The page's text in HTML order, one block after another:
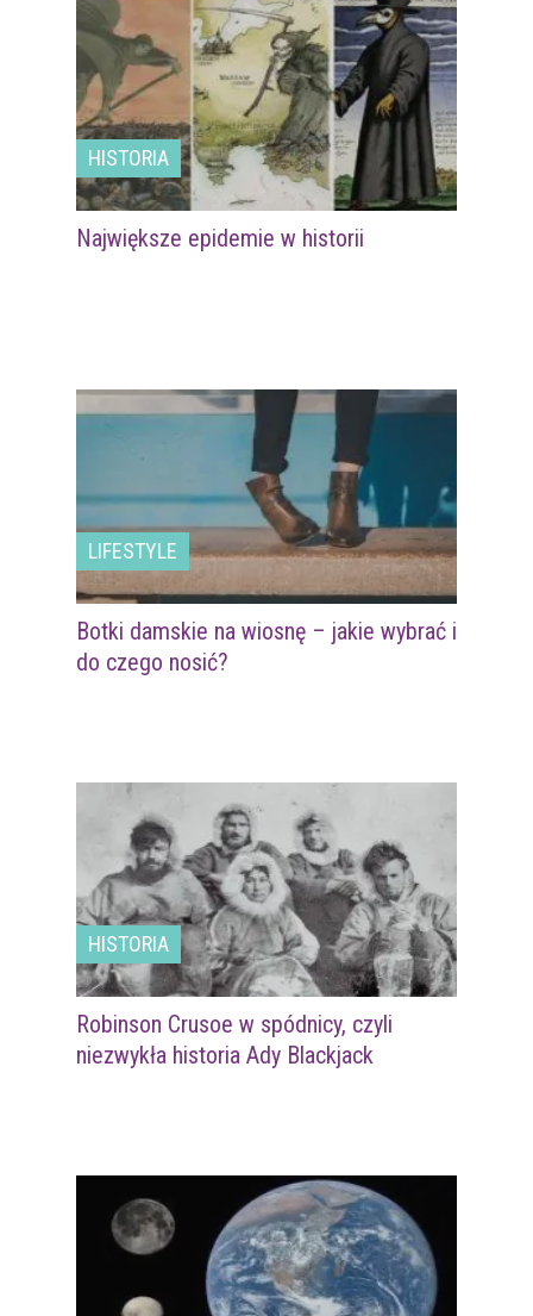
HISTORIA
Największe epidemie w historii
LIFESTYLE
Botki damskie na wiosnę – jakie wybrać i
do czego nosić?
HISTORIA
Robinson Crusoe w spódnicy, czyli
niezwykła historia Ady Blackjack